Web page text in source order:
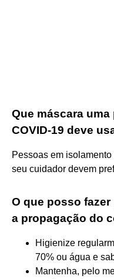
Que máscara
COVID-19 deve
Pessoas em
seu cuidador devem
O que posso
a propagação do
Higienize
70% ou água e
Mantenha, pelo